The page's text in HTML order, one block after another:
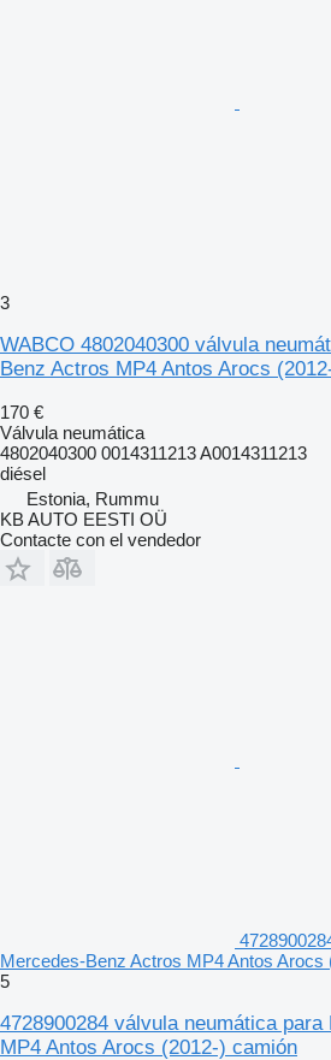
3
WABCO 4802040300 válvula
Benz Actros MP4 Antos Arocs
170 €
Válvula neumática
4802040300 0014311213 A0014311213
diésel
Estonia, Rummu
KB AUTO EESTI OÜ
Contacte con el vendedor
Mercedes-Benz Actros MP4 Antos Arocs
5
4728900284 válvula neumática
MP4 Antos Arocs (2012-) camión